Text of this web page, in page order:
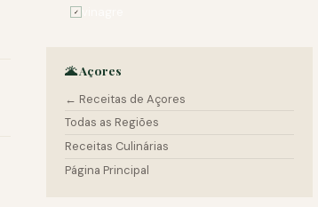
✓
🌋 Açores
← Receitas de Açores
Todas as Regiões
Receitas Culinárias
Página Principal